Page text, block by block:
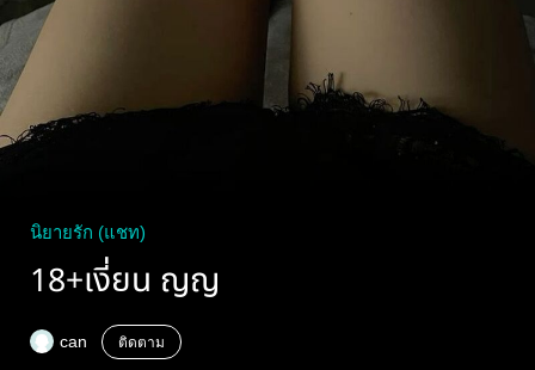
นิยายรัก (แชท)
18+เงี่ยน ญญ
can ติดตาม